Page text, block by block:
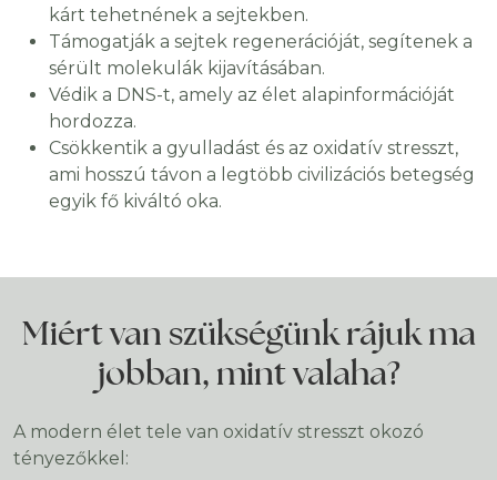
kárt tehetnének a sejtekben.
Támogatják a sejtek regenerációját, segítenek a
sérült molekulák kijavításában.
Védik a DNS-t, amely az élet alapinformációját
hordozza.
Csökkentik a gyulladást és az oxidatív stresszt,
ami hosszú távon a legtöbb civilizációs betegség
egyik fő kiváltó oka.
Miért van szükségünk rájuk ma
jobban, mint valaha?
A modern élet tele van oxidatív stresszt okozó
tényezőkkel: